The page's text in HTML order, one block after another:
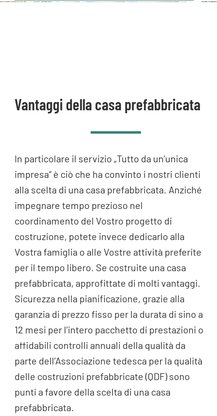
Vantaggi della casa prefabbricata
In particolare il servizio „Tutto da un’unica
impresa“ è ciò che ha convinto i nostri clienti
alla scelta di una casa prefabbricata. Anziché
impegnare tempo prezioso nel
coordinamento del Vostro progetto di
costruzione, potete invece dedicarlo alla
Vostra famiglia o alle Vostre attività preferite
per il tempo libero. Se costruite una casa
prefabbricata, approfittate di molti vantaggi.
Sicurezza nella pianificazione, grazie alla
garanzia di prezzo fisso per la durata di sino a
12 mesi per l’intero pacchetto di prestazioni o
affidabili controlli annuali della qualità da
parte dell’Associazione tedesca per la qualità
delle costruzioni prefabbricate (QDF) sono
punti a favore della scelta di una casa
prefabbricata.